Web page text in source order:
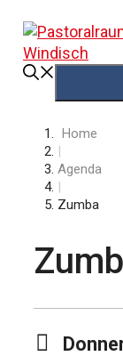
zum
Inhalt
Home
|
Agenda
|
Zumba